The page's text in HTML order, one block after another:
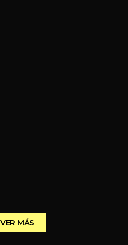
VER MÁS